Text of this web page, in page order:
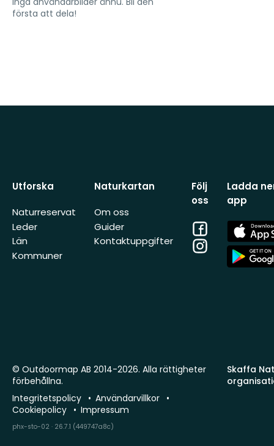
första att dela!
Utforska
Naturreservat
Leder
Län
Kommuner
Naturkartan
Om oss
Guider
Kontaktuppgifter
Följ
oss
Facebook
Instagram
Ladda
app
App
Store
App
Store
Skaffa
© Outdoormap AB 2014-2026. Alla rättigheter
förbehållna.
Integritetspolicy
Användarvillkor
Cookiepolicy
Impressum
phx-sto-02 · 26.7.1 (449747a8c)